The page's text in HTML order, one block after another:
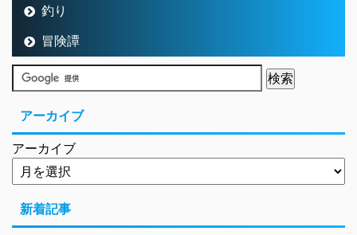
釣り
冒険譚
アーカイブ
アーカイブ
新着記事